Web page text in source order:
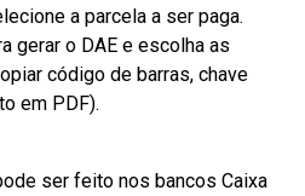
a parcela a ser paga.
gerar o DAE e escolha as
código de barras, chave
em PDF).
ser feito nos bancos Caixa